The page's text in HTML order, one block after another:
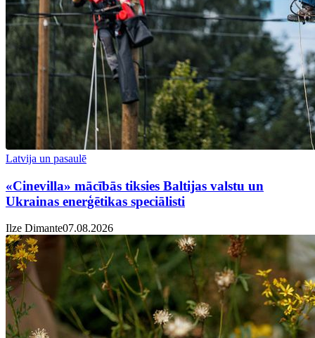
Latvija un pasaulē
«Cinevilla» mācībās tiksies Baltijas valstu un
Ukrainas enerģētikas speciālisti
Ilze Dimante07.08.2026